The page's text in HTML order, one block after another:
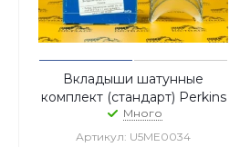
Вкладыши шатунные
комплект (стандарт) Perkins
Много
Артикул: U5ME0034